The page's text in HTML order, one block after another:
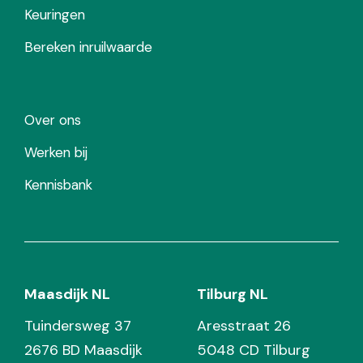
Keuringen
Bereken inruilwaarde
Over ons
Werken bij
Kennisbank
Maasdijk NL
Tuindersweg 37
2676 BD Maasdijk
Tilburg NL
Aresstraat 26
5048 CD Tilburg